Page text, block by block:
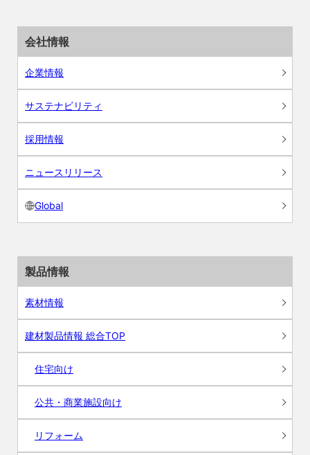
会社情報
企業情報
サステナビリティ
採用情報
ニュースリリース
Global
製品情報
素材情報
建材製品情報 総合TOP
住宅向け
公共・商業施設向け
リフォーム